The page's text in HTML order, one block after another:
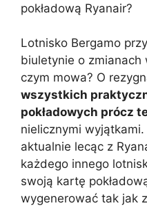
pokładową Ryanair?
Lotnisko Bergamo
biuletynie o zmianach
czym mowa? O
wszystkich
pokładowych prócz
nielicznymi
aktualnie lecąc z
każdego innego
swoją kartę
wygenerować tak jak